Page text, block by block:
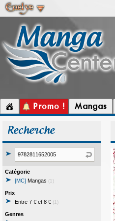
Promo ! Mangas
Recherche
Catégorie
[MC] Mangas (1)
Prix
Entre 7 € et 8 € (1)
Genres